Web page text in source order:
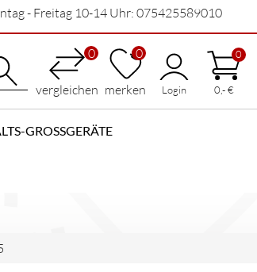
- Freitag 10-14 Uhr: 075425589010
0
vergleichen
0
merken Login
0
0,- €
GROSSGERÄTE